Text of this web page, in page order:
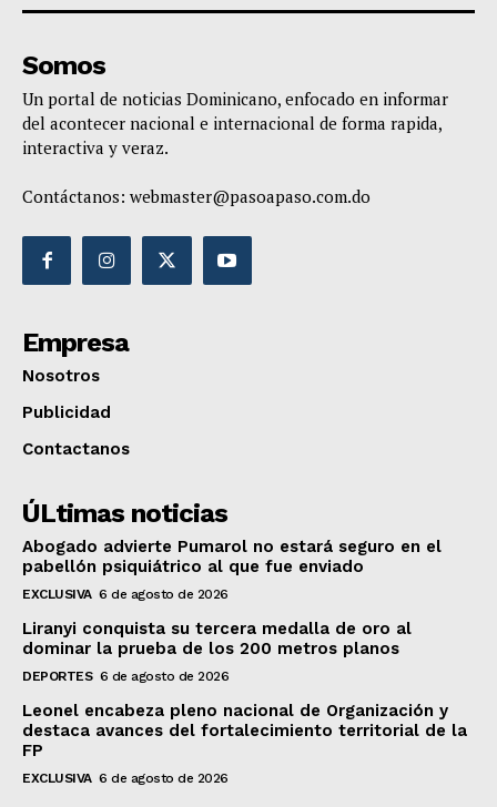
Somos
Un portal de noticias Dominicano, enfocado en informar
del acontecer nacional e internacional de forma rapida,
interactiva y veraz.
Contáctanos: webmaster@pasoapaso.com.do
Empresa
Nosotros
Publicidad
Contactanos
ÚLtimas noticias
Abogado advierte Pumarol no estará seguro en el
pabellón psiquiátrico al que fue enviado
EXCLUSIVA 6 de agosto de 2026
Liranyi conquista su tercera medalla de oro al
dominar la prueba de los 200 metros planos
DEPORTES 6 de agosto de 2026
Leonel encabeza pleno nacional de Organización y
destaca avances del fortalecimiento territorial de la
FP
EXCLUSIVA 6 de agosto de 2026